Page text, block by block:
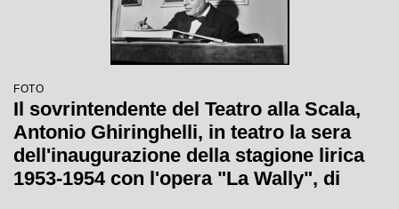
FOTO
Il sovrintendente del Teatro alla Scala,
Antonio Ghiringhelli, in teatro la sera
dell'inaugurazione della stagione lirica
1953-1954 con l'opera "La Wally", di